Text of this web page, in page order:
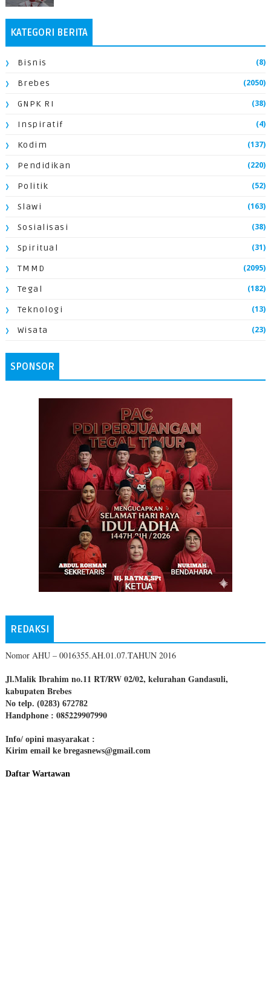
KATEGORI BERITA
Bisnis (8)
Brebes (2050)
GNPK RI (38)
Inspiratif (4)
Kodim (137)
Pendidikan (220)
Politik (52)
Slawi (163)
Sosialisasi (38)
Spiritual (31)
TMMD (2095)
Tegal (182)
Teknologi (13)
Wisata (23)
SPONSOR
REDAKSI
Nomor AHU – 0016355.AH.01.07.TAHUN 2016
Jl.Malik Ibrahim no.11 RT/RW 02/02, kelurahan Gandasuli,
kabupaten Brebes
No telp. (0283) 672782
Handphone : 085229907990
Info/ opini masyarakat :
Kirim email ke bregasnews@gmail.com
Daftar Wartawan